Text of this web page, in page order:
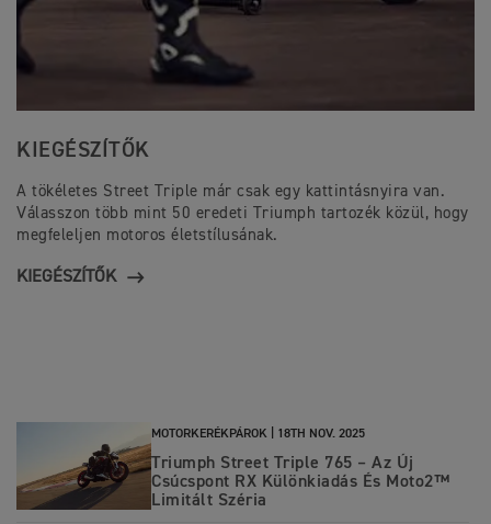
KIEGÉSZÍTŐK
A tökéletes Street Triple már csak egy kattintásnyira van.
Válasszon több mint 50 eredeti Triumph tartozék közül, hogy
megfeleljen motoros életstílusának.
KIEGÉSZÍTŐK
MOTORKERÉKPÁROK | 18TH NOV. 2025
Triumph Street Triple 765 – Az Új
Csúcspont RX Különkiadás És Moto2™
Limitált Széria